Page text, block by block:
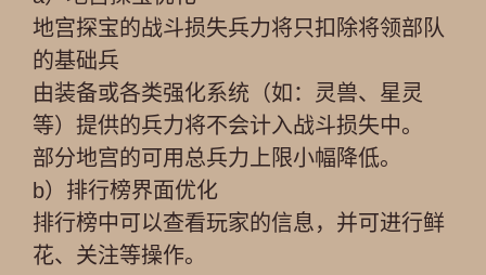
地宫探宝的战斗损失兵力将只扣除将领部队
的基础兵
由装备或各类强化系统（如：灵兽、星灵
等）提供的兵力将不会计入战斗损失中。
部分地宫的可用总兵力上限小幅降低。
b）排行榜界面优化
排行榜中可以查看玩家的信息，并可进行鲜
花、关注等操作。